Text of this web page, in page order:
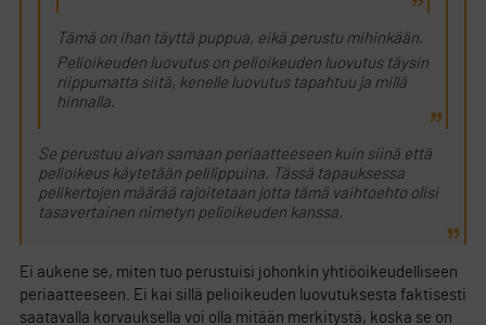
Tämä on ihan täyttä puppua, eikä perustu mihinkään.
Pelioikeuden luovutus on pelioikeuden luovutus täysin
riippumatta siitä, kenelle luovutus tapahtuu ja millä
hinnalla.
Se perustuu aivan samaan periaatteeseen kuin siinä että
pelioikeus käytetään pelilippuina. Tässä tapauksessa
pelikertojen määrää rajoitetaan jotta tämä vaihtoehto olisi
tasavertainen nimetyn pelioikeuden kanssa,
Ei aukene se, miten tuo perustuisi johonkin yhtiöoikeudelliseen
periaatteeseen. Ei kai sillä pelioikeuden luovutuksesta faktisesti
saatavalla korvauksella voi olla mitään merkitystä, koska se on